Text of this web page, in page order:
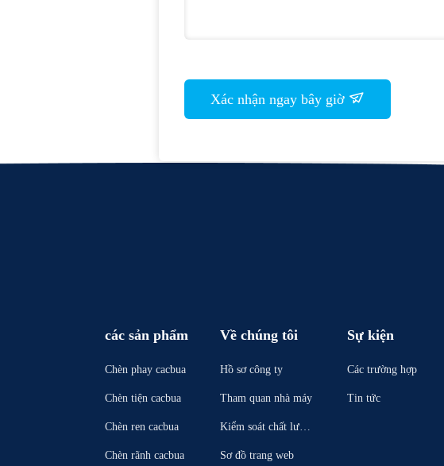
Xác nhận ngay bây giờ
các sản phẩm
Chèn phay cacbua
Chèn tiện cacbua
Chèn ren cacbua
Chèn rãnh cacbua
Về chúng tôi
Hồ sơ công ty
Tham quan nhà máy
Kiểm soát chất lượn
Sơ đồ trang web
Sự kiện
Các trường hợp
Tin tức